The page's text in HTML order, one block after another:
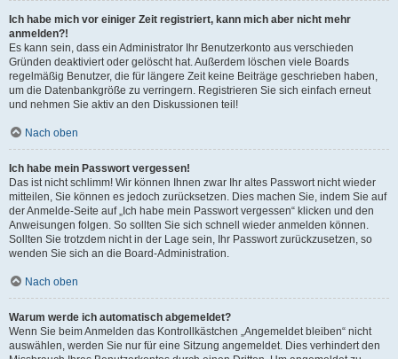
Ich habe mich vor einiger Zeit registriert, kann mich aber nicht mehr
anmelden?!
Es kann sein, dass ein Administrator Ihr Benutzerkonto aus verschieden
Gründen deaktiviert oder gelöscht hat. Außerdem löschen viele Boards
regelmäßig Benutzer, die für längere Zeit keine Beiträge geschrieben haben,
um die Datenbankgröße zu verringern. Registrieren Sie sich einfach erneut
und nehmen Sie aktiv an den Diskussionen teil!
Nach oben
Ich habe mein Passwort vergessen!
Das ist nicht schlimm! Wir können Ihnen zwar Ihr altes Passwort nicht wieder
mitteilen, Sie können es jedoch zurücksetzen. Dies machen Sie, indem Sie auf
der Anmelde-Seite auf „Ich habe mein Passwort vergessen“ klicken und den
Anweisungen folgen. So sollten Sie sich schnell wieder anmelden können.
Sollten Sie trotzdem nicht in der Lage sein, Ihr Passwort zurückzusetzen, so
wenden Sie sich an die Board-Administration.
Nach oben
Warum werde ich automatisch abgemeldet?
Wenn Sie beim Anmelden das Kontrollkästchen „Angemeldet bleiben“ nicht
auswählen, werden Sie nur für eine Sitzung angemeldet. Dies verhindert den